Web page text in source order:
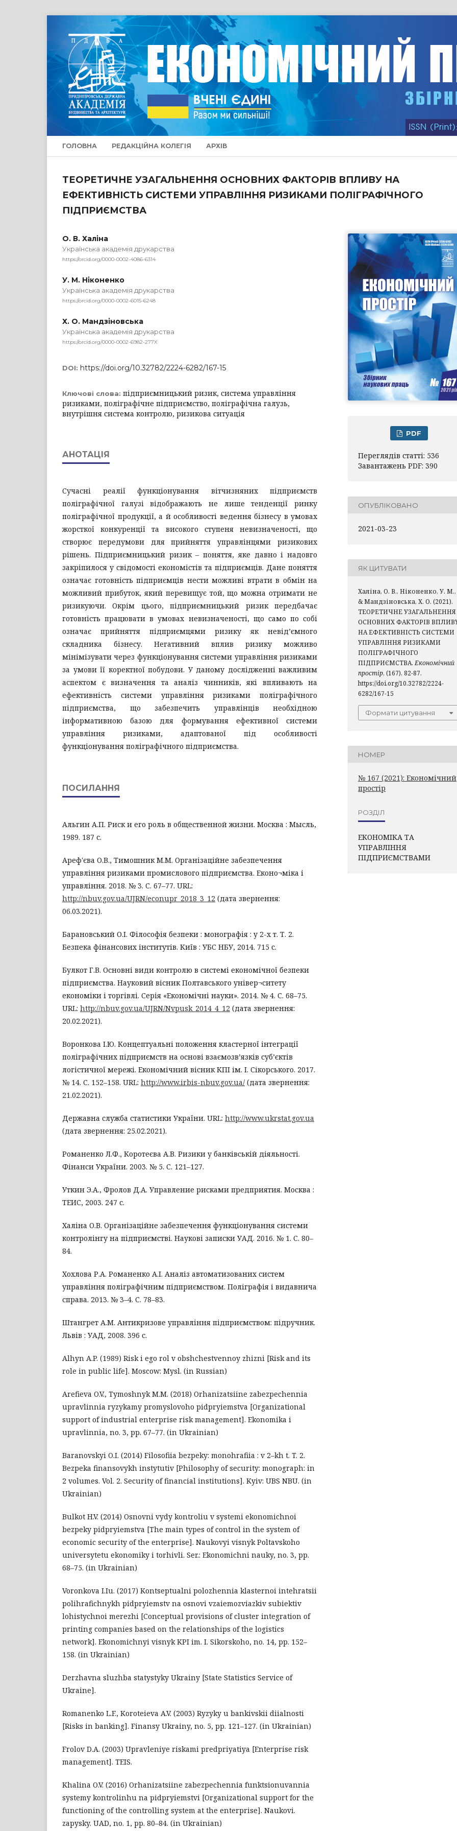
ГОЛОВНА РЕДАКЦІЙНА КОЛЕГІЯ АРХІВ
ТЕОРЕТИЧНЕ УЗАГАЛЬНЕННЯ ОСНОВНИХ ФАКТОРІВ ВПЛИВУ НА
ЕФЕКТИВНІСТЬ СИСТЕМИ УПРАВЛІННЯ РИЗИКАМИ ПОЛІГРАФІЧНОГО
ПІДПРИЄМСТВА
О. В. Халіна
Українська академія друкарства
https://orcid.org/0000-0002-4086-6314
У. М. Ніконенко
Українська академія друкарства
https://orcid.org/0000-0002-6015-6248
Х. О. Мандзіновська
Українська академія друкарства
https://orcid.org/0000-0002-6982-277X
DOI: https://doi.org/10.32782/2224-6282/167-15
Ключові слова: підприємницький ризик, система управління
ризиками, поліграфічне підприємство, поліграфічна галузь,
внутрішня система контролю, ризикова ситуація
АНОТАЦІЯ
Сучасні реалії функціонування вітчизняних підприємств
поліграфічної галузі відображають не лише тенденції ринку
поліграфічної продукції, а й особливості ведення бізнесу в умовах
жорсткої конкуренції та високого ступеня невизначеності, що
створює передумови для прийняття управлінцями ризикових
рішень. Підприємницький ризик – поняття, яке давно і надовго
закріпилося у свідомості економістів та підприємців. Дане поняття
означає готовність підприємців нести можливі втрати в обмін на
можливий прибуток, який перевищує той, що можна отримати не
ризикуючи. Окрім цього, підприємницький ризик передбачає
готовність працювати в умовах невизначеності, що само по собі
означає прийняття підприємцями ризику як невід’ємного
складника бізнесу. Негативний вплив ризику можливо
мінімізувати через функціонування системи управління ризиками
за умови її коректної побудови. У даному дослідженні важливим
аспектом є визначення та аналіз чинників, які впливають на
ефективність системи управління ризиками поліграфічного
підприємства, що забезпечить управлінців необхідною
інформативною базою для формування ефективної системи
управління ризиками, адаптованої під особливості
функціонування поліграфічного підприємства.
ПОСИЛАННЯ
Альгин А.П. Риск и его роль в общественной жизни. Москва : Мысль,
1989. 187 с.
Ареф'єва О.В., Тимошник М.М. Організаційне забезпечення
управління ризиками промислового підприємства. Еконо¬міка і
управління. 2018. № 3. С. 67–77. URL:
http://nbuv.gov.ua/UJRN/econupr_2018_3_12 (дата звернення:
06.03.2021).
Барановський О.І. Філософія безпеки : монографія : у 2-х т. Т. 2.
Безпека фінансових інститутів. Київ : УБС НБУ, 2014. 715 с.
Булкот Г.В. Основні види контролю в системі економічної безпеки
підприємства. Науковий вісник Полтавського універ¬ситету
економіки і торгівлі. Серія «Економічні науки». 2014. № 4. С. 68–75.
URL: http://nbuv.gov.ua/UJRN/Nvpusk_2014_4_12 (дата звернення:
20.02.2021).
Воронкова І.Ю. Концептуальні положення кластерної інтеграції
поліграфічних підприємств на основі взаємозв’язків суб’єктів
логістичної мережі. Економічний вісник КПІ ім. І. Сікорського. 2017.
№ 14. С. 152–158. URL: http://www.irbis-nbuv.gov.ua/ (дата звернення:
21.02.2021).
Державна служба статистики України. URL: http://www.ukrstat.gov.ua
(дата звернення: 25.02.2021).
Романенко Л.Ф., Коротеєва А.В. Ризики у банківській діяльності.
Фінанси України. 2003. № 5. С. 121–127.
Уткин Э.А., Фролов Д.А. Управление рисками предприятия. Москва :
ТЕИС, 2003. 247 с.
Халіна О.В. Організаційне забезпечення функціонування системи
контролінгу на підприємстві. Наукові записки УАД. 2016. № 1. С. 80–
84.
Хохлова Р.А. Романенко А.І. Аналіз автоматизованих систем
управління поліграфічним підприємством. Поліграфія і видавнича
справа. 2013. № 3–4. С. 78–83.
Штангрет А.М. Антикризове управління підприємством: підручник.
Львів : УАД, 2008. 396 с.
Alhyn A.P. (1989) Risk i ego rol v obshchestvennoy zhizni [Risk and its
role in public life]. Moscow: Mysl. (in Russian)
Arefieva O.V., Tymoshnyk M.M. (2018) Orhanizatsiine zabezpechennia
upravlinnia ryzykamy promyslovoho pidpryiemstva [Organizational
support of industrial enterprise risk management]. Ekonomika i
upravlinnia, no. 3, pp. 67–77. (in Ukrainian)
Baranovskyi O.I. (2014) Filosofiia bezpeky: monohrafiia : v 2–kh t. T. 2.
Bezpeka finansovykh instytutiv [Philosophy of security: monograph: in
2 volumes. Vol. 2. Security of financial institutions]. Kyiv: UBS NBU. (in
Ukrainian)
Bulkot H.V. (2014) Osnovni vydy kontroliu v systemi ekonomichnoi
bezpeky pidpryiemstva [The main types of control in the system of
economic security of the enterprise]. Naukovyi visnyk Poltavskoho
universytetu ekonomiky i torhivli. Ser.: Ekonomichni nauky, no. 3, pp.
68–75. (in Ukrainian)
Voronkova I.Iu. (2017) Kontseptualni polozhennia klasternoi intehratsii
polihrafichnykh pidpryiemstv na osnovi vzaiemozviazkiv subiektiv
lohistychnoi merezhi [Conceptual provisions of cluster integration of
printing companies based on the relationships of the logistics
network]. Ekonomichnyi visnyk KPI im. I. Sikorskoho, no. 14, pp. 152–
158. (in Ukrainian)
Derzhavna sluzhba statystyky Ukrainy [State Statistics Service of
Ukraine].
Romanenko L.F., Koroteieva A.V. (2003) Ryzyky u bankivskii diialnosti
[Risks in banking]. Finansy Ukrainy, no. 5, pp. 121–127. (in Ukrainian)
Frolov D.A. (2003) Upravleniye riskami predpriyatiya [Enterprise risk
management]. TEIS.
Khalina O.V. (2016) Orhanizatsiine zabezpechennia funktsionuvannia
systemy kontrolinhu na pidpryiemstvi [Organizational support for the
functioning of the controlling system at the enterprise]. Naukovi.
zapysky. UAD, no. 1, pp. 80–84. (in Ukrainian)
PDF
Переглядів статті: 536
Завантажень PDF: 390
ОПУБЛІКОВАНО
2021-03-23
ЯК ЦИТУВАТИ
Халіна, О. В., Ніконенко, У. М.,
& Мандзіновська, Х. О. (2021).
ТЕОРЕТИЧНЕ УЗАГАЛЬНЕННЯ
ОСНОВНИХ ФАКТОРІВ
НА ЕФЕКТИВНІСТЬ СИСТЕМИ
УПРАВЛІННЯ РИЗИКАМИ
ПОЛІГРАФІЧНОГО
ПІДПРИЄМСТВА. Економічний
простір, (167), 82-87.
https://doi.org/10.32782/2224-
6282/167-15
Формати цитування
НОМЕР
№ 167 (2021): Економічний
простір
РОЗДІЛ
ЕКОНОМІКА ТА
УПРАВЛІННЯ
ПІДПРИЄМСТВАМИ